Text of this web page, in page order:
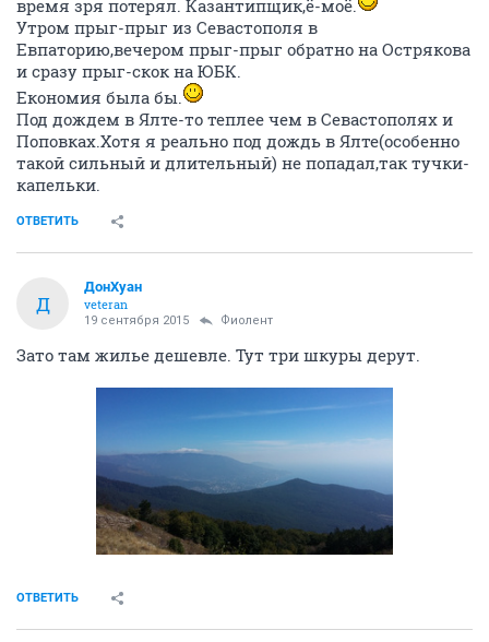
время зря потерял. Казантипщик,ё-моё.
Утром прыг-прыг из Севастополя в
Евпаторию,вечером прыг-прыг обратно на Острякова
и сразу прыг-скок на ЮБК.
Економия была бы.
Под дождем в Ялте-то теплее чем в Севастополях и
Поповках.Хотя я реально под дождь в Ялте(особенно
такой сильный и длительный) не попадал,так тучки-
капельки.
ОТВЕТИТЬ
Д
ДонХуан
veteran
19 сентября 2015 Фиолент
Зато там жилье дешевле. Тут три шкуры дерут.
ОТВЕТИТЬ